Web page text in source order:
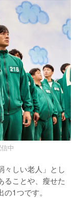
中
々しい老人」とし
ることや、瘦せた
1つです。